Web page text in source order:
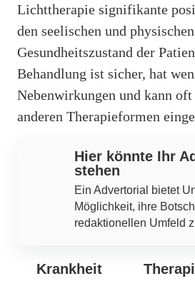
Lichttherapie signifikante
den seelischen und physischen
Gesundheitszustand der
Behandlung ist sicher, hat
Nebenwirkungen und kann
anderen Therapieformen
Hier könnte Ihr
stehen
Ein Advertorial bietet
Möglichkeit, ihre
redaktionellen Umfeld
Krankheit